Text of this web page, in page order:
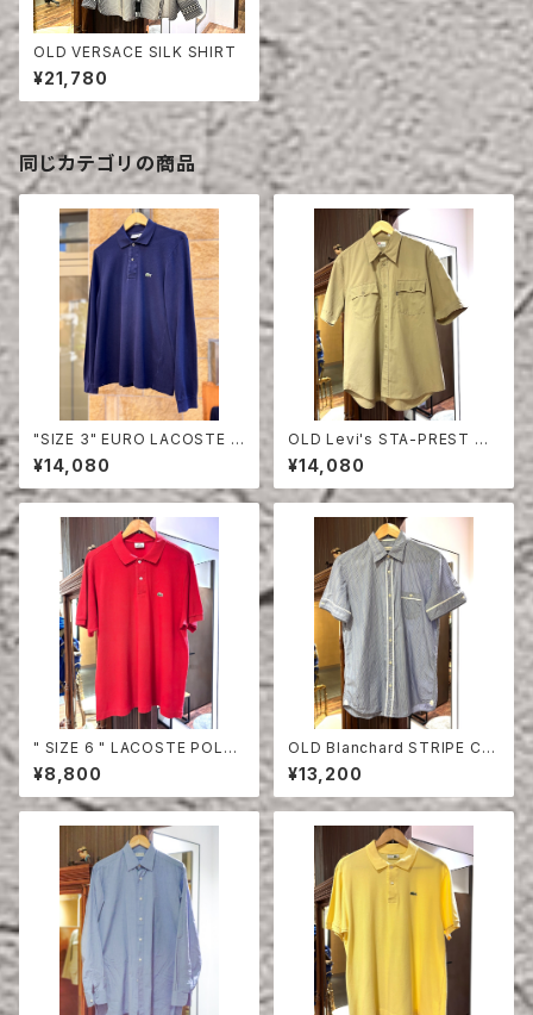
OLD VERSACE SILK SHIRT
¥21,780
同じカテゴリの商品
"SIZE 3" EURO LACOSTE P
OLO SHIRT LONG SLEEVE
¥14,080
OLD Levi's STA-PREST HA
LF SLEEVE SHIRT
¥14,080
" SIZE 6 " LACOSTE POLO
SHIRT RED
¥8,800
OLD Blanchard STRIPE CO
TTON HALF SLEEVE SHIRT
¥13,200